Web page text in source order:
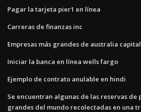
Pagar la tarjeta pier1 en línea
Carreras de finanzas inc
Empresas más grandes de australia
Iniciar la banca en línea wells fargo
Ejemplo de contrato anulable en hindi
Se encuentran algunas de las reservas de
grandes del mundo recolectadas en una tr